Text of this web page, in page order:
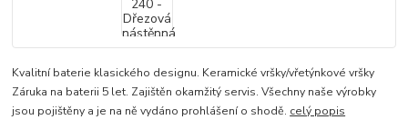
Kvalitní baterie klasického designu. Keramické vršky/vřetýnkové vršky
Záruka na baterii 5 let. Zajištěn okamžitý servis. Všechny naše výrobky
jsou pojištěny a je na ně vydáno prohlášení o shodě. celý popis